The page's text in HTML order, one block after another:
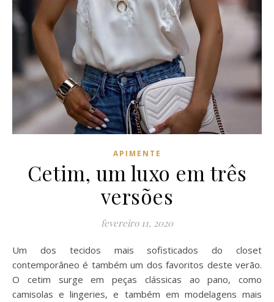
APIMENTE
Cetim, um luxo em três
versões
fevereiro 11, 2020
Um dos tecidos mais sofisticados do closet
contemporâneo é também um dos favoritos deste verão.
O cetim surge em peças clássicas ao pano, como
camisolas e lingeries, e também em modelagens mais